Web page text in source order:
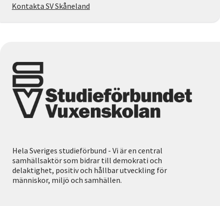
Kontakta SV Skåneland
Hela Sveriges studieförbund - Vi är en central
samhällsaktör som bidrar till demokrati och
delaktighet, positiv och hållbar utveckling för
människor, miljö och samhällen.